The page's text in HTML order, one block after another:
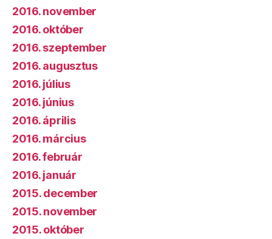
2016. november
2016. október
2016. szeptember
2016. augusztus
2016. július
2016. június
2016. április
2016. március
2016. február
2016. január
2015. december
2015. november
2015. október